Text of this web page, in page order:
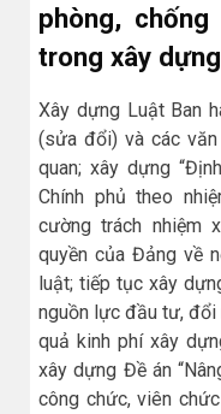
phòng,
trong xây
Xây dựng Luật Ban
(sửa đổi) và các
quan; xây dựng
Chính phủ theo
cường trách nhiệm
quyền của Đảng về
luật; tiếp tục xây
nguồn lực đầu tư, đổi
quả kinh phí xây
xây dựng Đề án
công chức, viên